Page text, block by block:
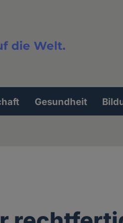
die Welt.
Gesundheit